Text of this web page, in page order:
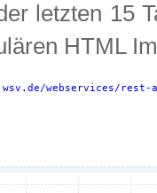
letzten 15
HTML
webservices/rest-